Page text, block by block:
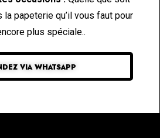
la papeterie qu’il vous faut pour
plus spéciale..
VIA WHATSAPP